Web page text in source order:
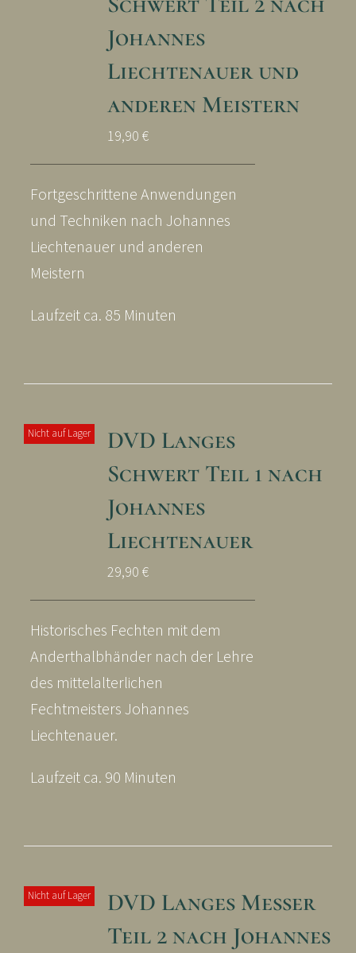
Johannes
Liechtenauer und
anderen Meistern
19,90 €
Fortgeschrittene Anwendungen
und Techniken nach Johannes
Liechtenauer und anderen
Meistern
Laufzeit ca. 85 Minuten
Nicht auf Lager
DVD Langes
Schwert Teil 1 nach
Johannes
Liechtenauer
29,90 €
Historisches Fechten mit dem
Anderthalbhänder nach der Lehre
des mittelalterlichen
Fechtmeisters Johannes
Liechtenauer.
Laufzeit ca. 90 Minuten
Nicht auf Lager
DVD Langes Messer
Teil 2 nach Johannes